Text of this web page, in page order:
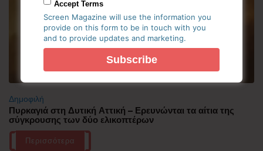
Δημοφιλή
Πυρκαγιά στη Δυτική Αττική – Ερευνώνται τα αίτια της
σύγκρουσης των δύο ελικοπτέρων
Περισσότερα
Accept Terms
Screen Magazine will use the information you
provide on this form to be in touch with you
and to provide updates and marketing.